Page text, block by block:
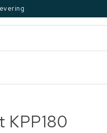
KPP180